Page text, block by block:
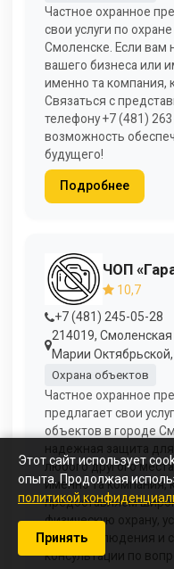
Частное охранное
свои услуги по
Смоленске. Если вам
вашего бизнеса или
именно та компания,
Связаться с
телефону +7 (481)
возможность
будущего!
Подробнее
ЧОП
10,7
+7 (481) 245-05-28
214019,
Марии
Охрана объектов
Частное охранное
предлагает свои
объектов в городе
надежная защита
любого другого
именно та компания,
предоставляем
физическую охрану,
видеонаблюдения и
консультации по
Этот сайт использует
опыта. Продолжая
политикой
Принять